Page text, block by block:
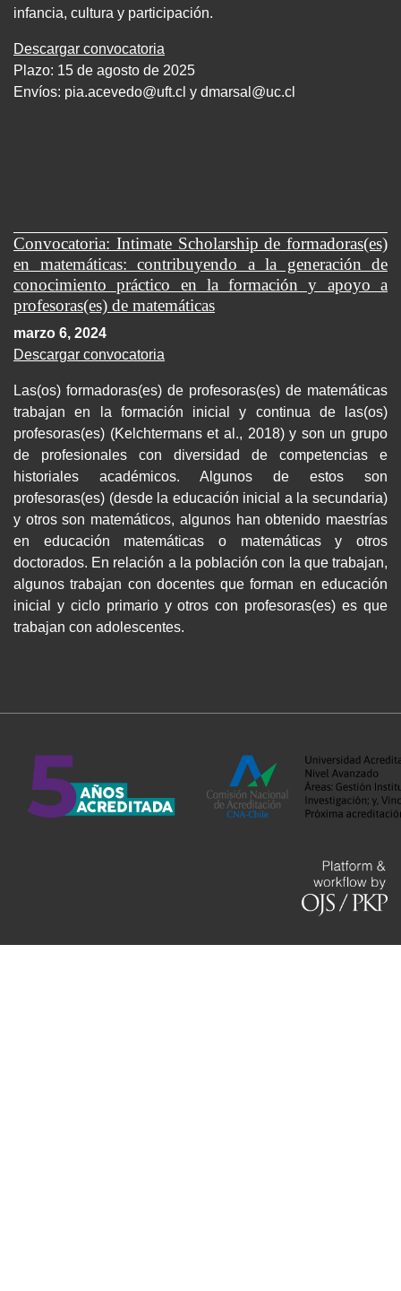
infancia, cultura y participación.
Descargar convocatoria
Plazo: 15 de agosto de 2025
Envíos: pia.acevedo@uft.cl y dmarsal@uc.cl
Convocatoria: Intimate Scholarship de formadoras(es)
en matemáticas: contribuyendo a la generación de
conocimiento práctico en la formación y apoyo a
profesoras(es) de matemáticas
marzo 6, 2024
Descargar convocatoria
Las(os) formadoras(es) de profesoras(es) de matemáticas
trabajan en la formación inicial y continua de las(os)
profesoras(es) (Kelchtermans et al., 2018) y son un grupo
de profesionales con diversidad de competencias e
historiales académicos. Algunos de estos son
profesoras(es) (desde la educación inicial a la secundaria)
y otros son matemáticos, algunos han obtenido maestrías
en educación matemáticas o matemáticas y otros
doctorados. En relación a la población con la que trabajan,
algunos trabajan con docentes que forman en educación
inicial y ciclo primario y otros con profesoras(es) es que
trabajan con adolescentes.